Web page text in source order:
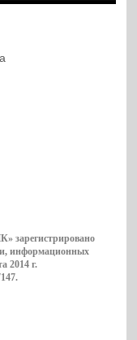
зарегистрировано
информационных
2014 г.